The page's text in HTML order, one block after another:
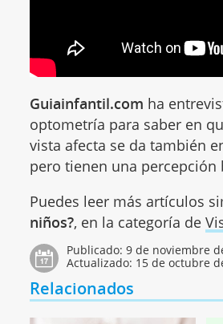
Guiainfantil.com ha
optometría para saber en
vista afecta se da también
pero tienen una
Puedes leer más artículos
niños?, en la categoría de
Publicado:9 de noviembre
Actualizado: 15 de octubre
Relacionados